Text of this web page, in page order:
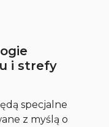
i strefy
specjalne
z myślą o